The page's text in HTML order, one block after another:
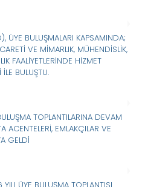
ÜYE BULUŞMALARI KAPSAMINDA;
VE MİMARLIK, MÜHENDİSLİK,
FAALİYETLERİNDE HİZMET
BULUŞTU.
TOPLANTILARINA DEVAM
ACENTELERİ, EMLAKÇILAR VE
GELDİ